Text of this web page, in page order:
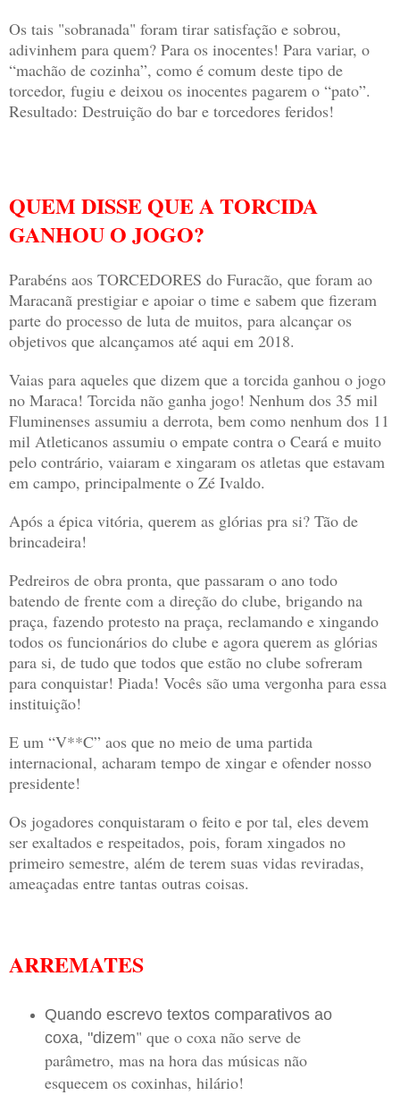
Os tais "sobranada" foram tirar satisfação e sobrou,
adivinhem para quem? Para os inocentes! Para variar, o
“machão de cozinha”, como é comum deste tipo de
torcedor, fugiu e deixou os inocentes pagarem o “pato”.
Resultado: Destruição do bar e torcedores feridos!
QUEM DISSE QUE A TORCIDA
GANHOU O JOGO?
Parabéns aos TORCEDORES do Furacão, que foram ao
Maracanã prestigiar e apoiar o time e sabem que fizeram
parte do processo de luta de muitos, para alcançar os
objetivos que alcançamos até aqui em 2018.
Vaias para aqueles que dizem que a torcida ganhou o jogo
no Maraca! Torcida não ganha jogo! Nenhum dos 35 mil
Fluminenses assumiu a derrota, bem como nenhum dos 11
mil Atleticanos assumiu o empate contra o Ceará e muito
pelo contrário, vaiaram e xingaram os atletas que estavam
em campo, principalmente o Zé Ivaldo.
Após a épica vitória, querem as glórias pra si? Tão de
brincadeira!
Pedreiros de obra pronta, que passaram o ano todo
batendo de frente com a direção do clube, brigando na
praça, fazendo protesto na praça, reclamando e xingando
todos os funcionários do clube e agora querem as glórias
para si, de tudo que todos que estão no clube sofreram
para conquistar! Piada! Vocês são uma vergonha para essa
instituição!
E um “V**C” aos que no meio de uma partida
internacional, acharam tempo de xingar e ofender nosso
presidente!
Os jogadores conquistaram o feito e por tal, eles devem
ser exaltados e respeitados, pois, foram xingados no
primeiro semestre, além de terem suas vidas reviradas,
ameaçadas entre tantas outras coisas.
ARREMATES
Quando escrevo textos comparativos ao
coxa, "dizem" que o coxa não serve de
parâmetro, mas na hora das músicas não
esquecem os coxinhas, hilário!